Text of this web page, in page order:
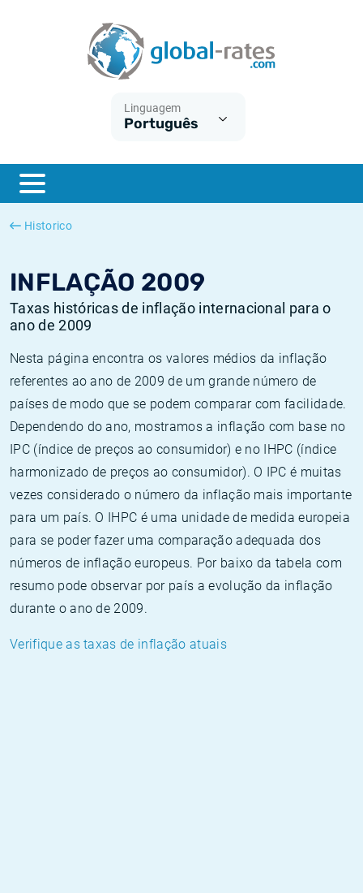
Linguagem
Português
Historico
INFLAÇÃO 2009
Taxas históricas de inflação internacional para o
ano de 2009
Nesta página encontra os valores médios da inflação
referentes ao ano de 2009 de um grande número de
países de modo que se podem comparar com facilidade.
Dependendo do ano, mostramos a inflação com base no
IPC (índice de preços ao consumidor) e no IHPC (índice
harmonizado de preços ao consumidor). O IPC é muitas
vezes considerado o número da inflação mais importante
para um país. O IHPC é uma unidade de medida europeia
para se poder fazer uma comparação adequada dos
números de inflação europeus. Por baixo da tabela com
resumo pode observar por país a evolução da inflação
durante o ano de 2009.
Verifique as taxas de inflação atuais
ESTER
SONIA
O que é a inflação do IPC?
O que é a inflação do IHPC?
Inflação Estados Unidos
Inflação Europa
Taxas Euribor históricas
Taxas ESTER históricas
Taxas SONIA históricas
Taxas TONAR históricas
Calculadora de inflação